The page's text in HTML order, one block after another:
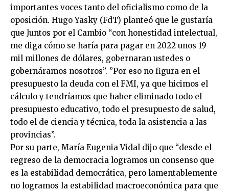
importantes voces tanto del oficialismo como de la
oposición. Hugo Yasky (FdT) planteó que le gustaría
que Juntos por el Cambio “con honestidad intelectual,
me diga cómo se haría para pagar en 2022 unos 19
mil millones de dólares, gobernaran ustedes o
gobernáramos nosotros”. ”Por eso no figura en el
presupuesto la deuda con el FMI, ya que hicimos el
cálculo y tendríamos que haber eliminado todo el
presupuesto educativo, todo el presupuesto de salud,
todo el de ciencia y técnica, toda la asistencia a las
provincias”.
Por su parte, María Eugenia Vidal dijo que “desde el
regreso de la democracia logramos un consenso que
es la estabilidad democrática, pero lamentablemente
no logramos la estabilidad macroeconómica para que